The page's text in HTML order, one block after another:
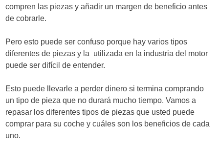
r
a
d
a
compren las piezas y añadir un margen de beneficio antes
de cobrarle.
Pero esto puede ser confuso porque hay varios tipos
diferentes de piezas y la utilizada en la industria del motor
puede ser difícil de entender.
Esto puede llevarle a perder dinero si termina comprando
un tipo de pieza que no durará mucho tiempo. Vamos a
repasar los diferentes tipos de piezas que usted puede
comprar para su coche y cuáles son los beneficios de cada
uno.